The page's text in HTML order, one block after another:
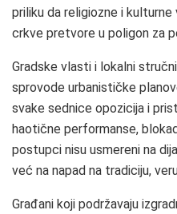
priliku da religiozne i
crkve pretvore u poligon za
Gradske vlasti i lokalni
sprovode urbanističke
svake sednice opozicija i
haotične performanse,
postupci nisu usmereni na
već na napad na tradiciju,
Građani koji podržavaju